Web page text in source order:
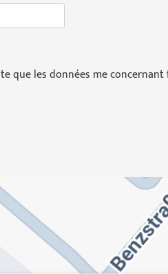
que les données me